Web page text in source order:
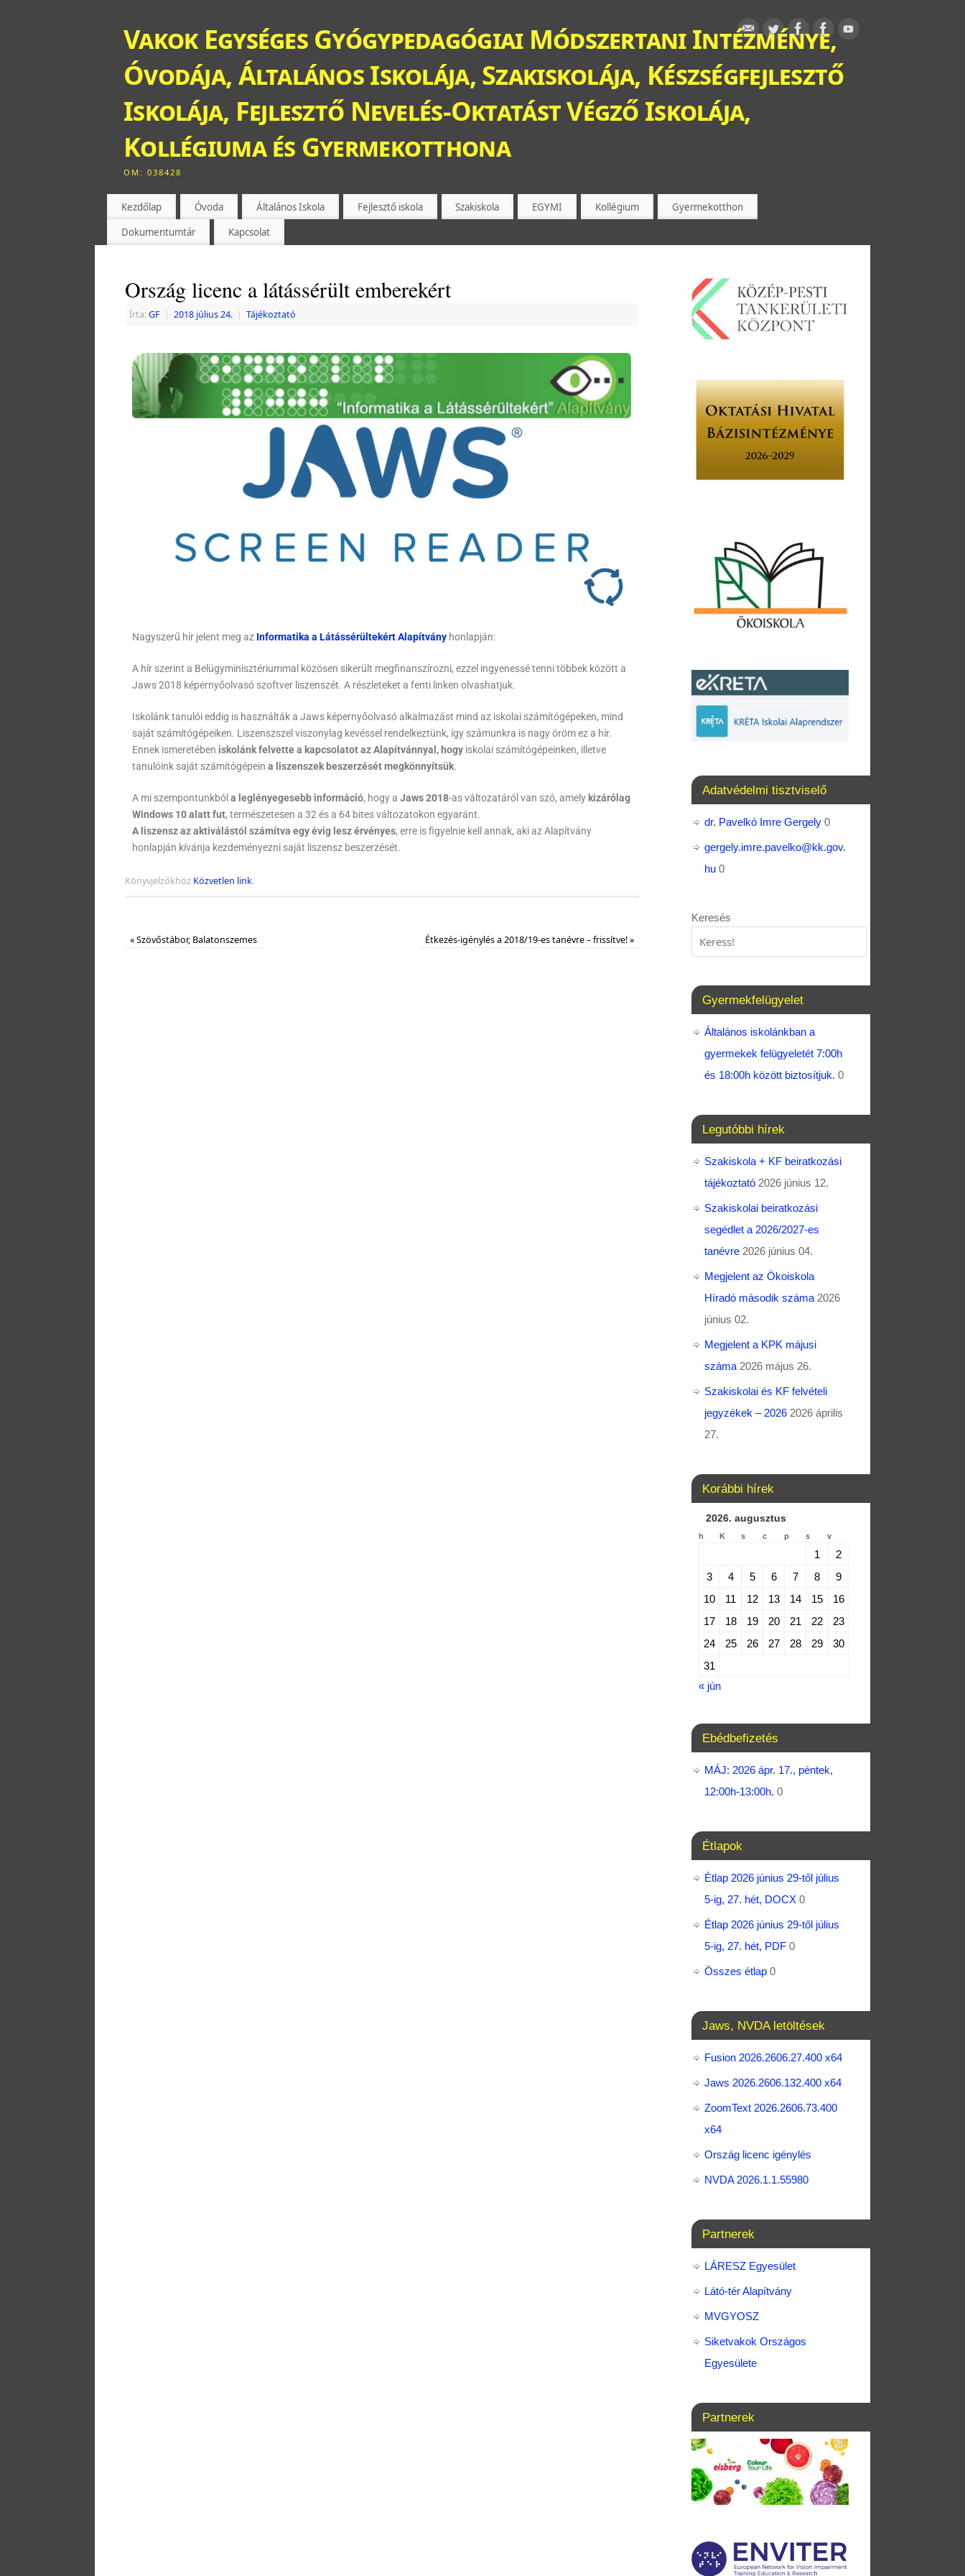
Vakok Egységes Gyógypedagógiai Módszertani Intézménye,
Óvodája, Általános Iskolája, Szakiskolája, Készségfejlesztő
Iskolája, Fejlesztő Nevelés-Oktatást Végző Iskolája,
Kollégiuma és Gyermekotthona
OM: 038428
Kezdőlap Óvoda Általános Iskola Fejlesztő iskola Szakiskola EGYMI Kollégium
Gyermekotthon
Dokumentumtár
Kapcsolat
Ország licenc a látássérült emberekért
Írta:GF | 2018 július 24. | Tájékoztató
Nagyszerű hír jelent meg az Informatika a Látássérültekért Alapítvány honlapján:
A hír szerint a Belügyminisztériummal közösen sikerült megfinanszírozni, ezzel ingyenessé tenni többek között a
Jaws 2018 képernyőolvasó szoftver liszenszét. A részleteket a fenti linken olvashatjuk.
Iskolánk tanulói eddig is használták a Jaws képernyőolvasó alkalmazást mind az iskolai számítógépeken, mind
saját számítógépeiken. Liszenszszel viszonylag kevéssel rendelkeztünk, így számunkra is nagy öröm ez a hír.
Ennek ismeretében iskolánk felvette a kapcsolatot az Alapítvánnyal, hogy iskolai számítógépeinken, illetve
tanulóink saját számítógépein a liszenszek beszerzését megkönnyítsük.
A mi szempontunkból a leglényegesebb információ, hogy a Jaws 2018-as változatáról van szó, amely kizárólag
Windows 10 alatt fut, természetesen a 32 és a 64 bites változatokon egyaránt.
A liszensz az aktiválástól számítva egy évig lesz érvényes, erre is figyelnie kell annak, aki az Alapítvány
honlapján kívánja kezdeményezni saját liszensz beszerzését.
Könyvjelzőkhöz Közvetlen link.
«Szövőstábor, Balatonszemes Étkezés-igénylés a 2018/19-es tanévre – frissítve!»
Adatvédelmi tisztviselő
dr. Pavelkó Imre Gergely 0
gergely.imre.pavelko@kk.gov.
hu 0
Keresés
Gyermekfelügyelet
Általános iskolánkban a
gyermekek felügyeletét 7:00h
és 18:00h között biztosítjuk. 0
Legutóbbi hírek
Szakiskola + KF beiratkozási
tájékoztató 2026 június 12.
Szakiskolai beiratkozási
segédlet a 2026/2027-es
tanévre 2026 június 04.
Megjelent az Ökoiskola
Híradó második száma 2026
június 02.
Megjelent a KPK májusi
száma 2026 május 26.
Szakiskolai és KF felvételi
jegyzékek – 2026 2026 április
27.
Korábbi hírek
2026. augusztus
h K s c p s v
1
2
3
4 5 6 7 8
9
10
11 12 13 14 15
16
17
18 19 20 21 22
23
24
25 26 27 28 29
30
31
« jún
Ebédbefizetés
MÁJ: 2026 ápr. 17., péntek,
12:00h-13:00h. 0
Étlapok
Étlap 2026 június 29-től július
5-ig, 27. hét, DOCX 0
Étlap 2026 június 29-től július
5-ig, 27. hét, PDF 0
Összes étlap 0
Jaws, NVDA letöltések
Fusion 2026.2606.27.400 x64
Jaws 2026.2606.132.400 x64
ZoomText 2026.2606.73.400​
x64
Ország licenc igénylés
NVDA 2026.1.1.55980
Partnerek
LÁRESZ Egyesület
Látó-tér Alapítvány
MVGYOSZ
Siketvakok Országos
Egyesülete
Partnerek